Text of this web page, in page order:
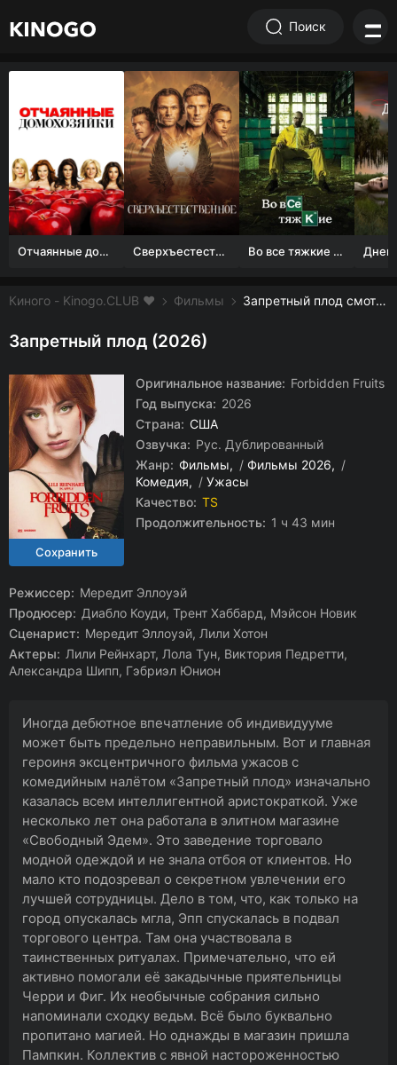
Поиск
Отчаянные домохозяйки (1 сезон) Сверхъестественное Во все тяжкие 1-5 сезон
Киного - Kinogo.CLUB ❤️ Фильмы Запретный плод смотреть онлайн бесплатно
Запретный плод (2026)
Оригинальное название: Forbidden Fruits
Год выпуска: 2026
Страна: США
Озвучка: Рус. Дублированный
Жанр: Фильмы / Фильмы 2026
/
Комедия
/ Ужасы
Качество: TS
Продолжительность: 1 ч 43 мин
Режиссер: Мередит Эллоуэй
Продюсер: Диабло Коуди, Трент Хаббард, Мэйсон Новик
Сценарист: Мередит Эллоуэй, Лили Хотон
Актеры: Лили Рейнхарт, Лола Тун, Виктория Педретти,
Александра Шипп, Гэбриэл Юнион
Иногда дебютное впечатление об индивидууме
может быть предельно неправильным. Вот и главная
героиня эксцентричного фильма ужасов с
комедийным налётом «Запретный плод» изначально
казалась всем интеллигентной аристократкой. Уже
несколько лет она работала в элитном магазине
«Свободный Эдем». Это заведение торговало
модной одеждой и не знала отбоя от клиентов. Но
мало кто подозревал о секретном увлечении его
лучшей сотрудницы. Дело в том, что, как только на
город опускалась мгла, Эпп спускалась в подвал
торгового центра. Там она участвовала в
таинственных ритуалах. Примечательно, что ей
активно помогали её закадычные приятельницы
Черри и Фиг. Их необычные собрания сильно
напоминали сходку ведьм. Всё было буквально
пропитано магией. Но однажды в магазин пришла
Пампкин. Коллектив с явной настороженностью